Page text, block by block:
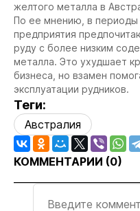
желтого металла в
По ее мнению, в периоды
предприятия
руду с более низким
металла. Это ухудшает
бизнеса, но взамен
эксплуатации рудников.
Теги:
Австралия
КОММЕНТАРИИ (0)